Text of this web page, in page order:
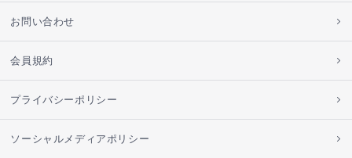
お問い合わせ
会員規約
プライバシーポリシー
ソーシャルメディアポリシー